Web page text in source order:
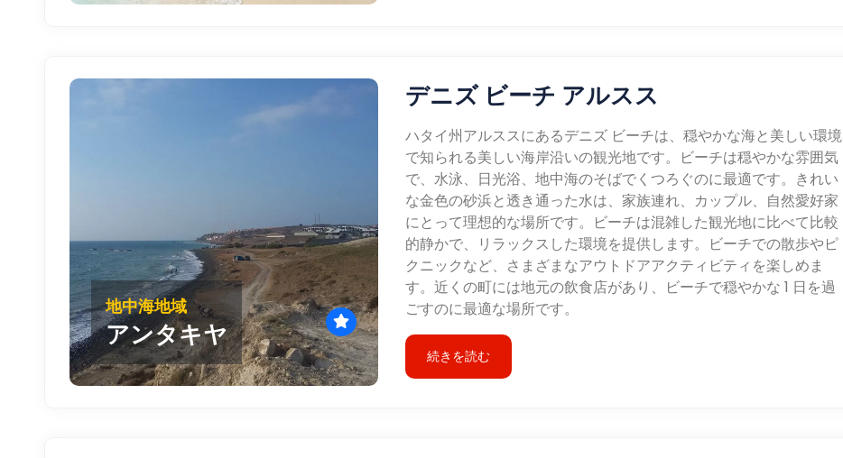
地中海地域
アンタキヤ
デニズ ビーチ アルスス
ハタイ州アルススにあるデニズ ビーチは、穏やかな海と美しい環境
で知られる美しい海岸沿いの観光地です。ビーチは穏やかな雰囲気
で、水泳、日光浴、地中海のそばでくつろぐのに最適です。きれい
な金色の砂浜と透き通った水は、家族連れ、カップル、自然愛好家
にとって理想的な場所です。ビーチは混雑した観光地に比べて比較
的静かで、リラックスした環境を提供します。ビーチでの散歩やピ
クニックなど、さまざまなアウトドアアクティビティを楽しめま
す。近くの町には地元の飲食店があり、ビーチで穏やかな 1 日を過
ごすのに最適な場所です。
続きを読む